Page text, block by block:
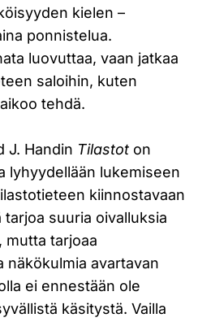
kielen –
ponnistelua.
luovuttaa, vaan jatkaa
saloihin, kuten
tehdä.
J. Handin Tilastot on
lyhyydellään lukemiseen
kiinnostavaan
tarjoa suuria oivalluksia
mutta tarjoaa
näkökulmia avartavan
ei ennestään ole
käsitystä. Vailla